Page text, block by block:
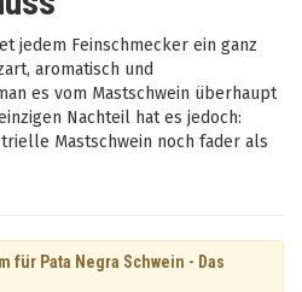
jedem Feinschmecker ein ganz
aromatisch und
es vom Mastschwein überhaupt
Nachteil hat es jedoch:
Mastschwein noch fader als
für Pata Negra Schwein - Das